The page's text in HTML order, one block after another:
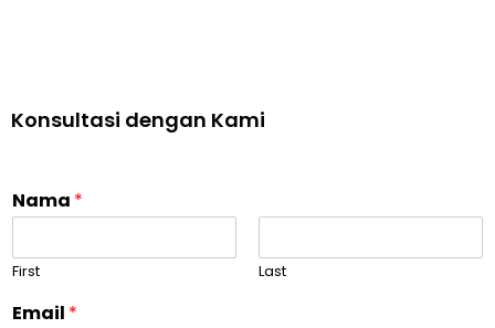
Konsultasi dengan Kami
Nama *
First Last
Email *